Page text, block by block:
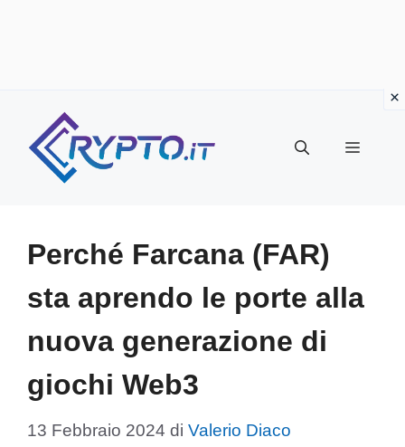
contenuto
Menu
Perché Farcana (FAR)
sta aprendo le porte alla
nuova generazione di
giochi Web3
13 Febbraio 2024 di Valerio Diaco